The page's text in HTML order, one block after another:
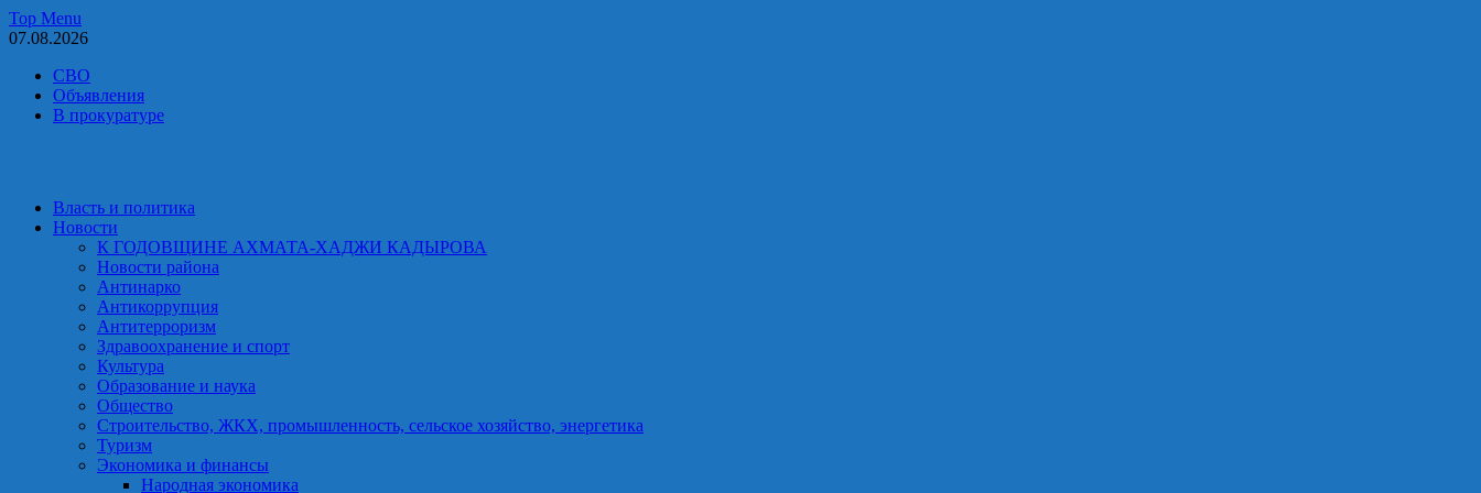
Skip
to
Top Menu
07.08.2026
СВО
Объявления
В прокуратуре
Власть и политика
Новости
К ГОДОВЩИНЕ АХМАТА-ХАДЖИ КАДЫРОВА
Новости района
Антинарко
Антикоррупция
Антитерроризм
Здравоохранение и спорт
Культура
Образование и наука
Общество
Строительство, ЖКХ, промышленность, сельское хозяйство, энергетика
Туризм
Экономика и финансы
Народная экономика